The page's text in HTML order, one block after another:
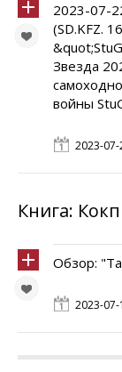
2023-07-
(SD.KFZ.
Звезда
войны
2023-07-
Книга:
Обзор:
2023-